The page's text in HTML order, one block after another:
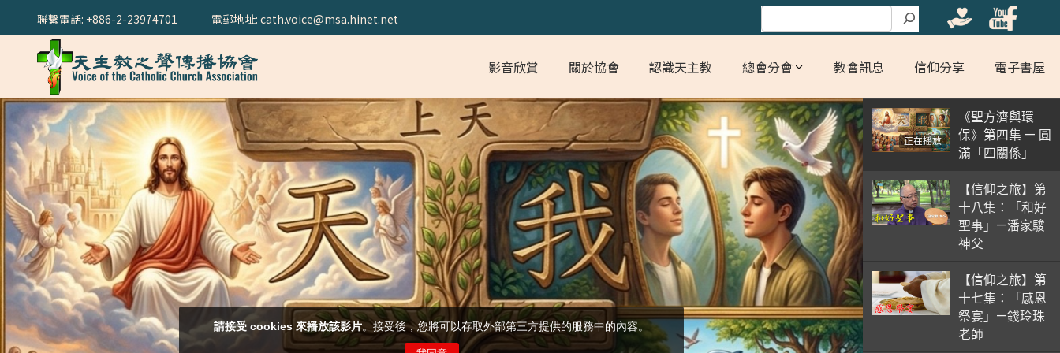
聯繫電話: +886-2-23974701 搜尋
電郵地址: cath.voice@msa.hinet.net
影音欣賞 關於協會 認識天主教 總會分會 教會訊息 信仰分享 電子書屋
正在播放
《聖方濟與環
保》第四集 — 圓
滿「四關係」
【信仰之旅】第
十八集：「和好
聖事」—潘家駿
神父
【信仰之旅】第
十七集：「感恩
祭宴」—錢玲珠
老師